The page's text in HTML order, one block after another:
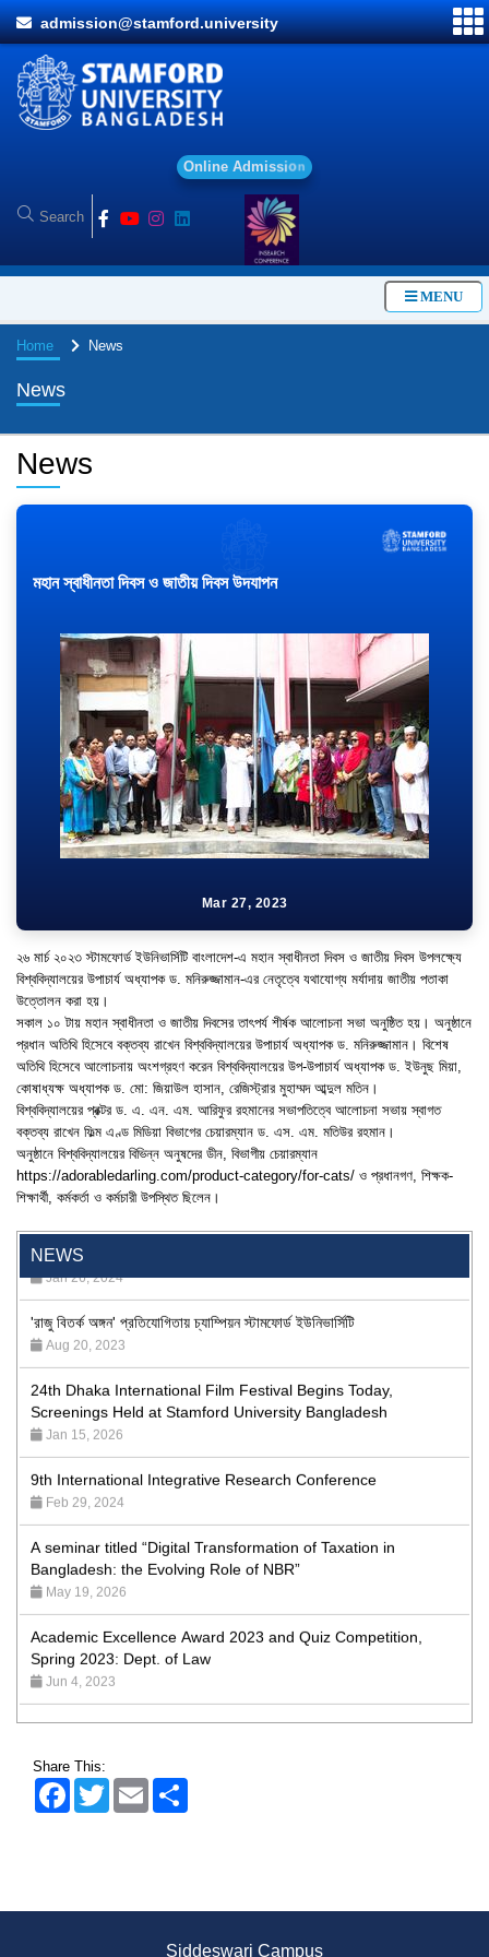
admission@stamford.university
Onl ine Ad mission
MENU
Home News
News
NEWS
"Professional Orientation" course of Batch 72 in the BBA
Program
Jan 26, 2024
'রাজু বিতর্ক অঙ্গন' প্রতিযোগিতায় চ্যাম্পিয়ন স্টামফোর্ড ইউনিভার্সিটি
Aug 20, 2023
24th Dhaka International Film Festival Begins Today,
Screenings Held at Stamford University Bangladesh
Jan 15, 2026
9th International Integrative Research Conference
Feb 29, 2024
A seminar titled “Digital Transformation of Taxation in
Bangladesh: the Evolving Role of NBR”
May 19, 2026
Academic Excellence Award 2023 and Quiz Competition,
Spring 2023: Dept. of Law
Jun 4, 2023
Admission Fair Spring 2026 underway at Stamford University
Bangladesh
Admission Fair Summer 2026 underway at Stamford
University Bangladesh
Share This:
FacebookTwitter Email
News
মহান স্বাধীনতা দিবস ও জাতীয় দিবস উদযাপন
Mar 27, 2023
২৬ মার্চ ২০২৩ স্টামফোর্ড ইউনিভার্সিটি বাংলাদেশ-এ মহান স্বাধীনতা দিবস ও জাতীয় দিবস উপলক্ষ্যে
বিশ্ববিদ্যালয়ের উপাচার্য অধ্যাপক ড. মনিরুজ্জামান-এর নেতৃত্বে যথাযোগ্য মর্যাদায় জাতীয় পতাকা
উত্তোলন করা হয়।
সকাল ১০ টায় মহান স্বাধীনতা ও জাতীয় দিবসের তাৎপর্য শীর্ষক আলোচনা সভা অনুষ্ঠিত হয়। অনুষ্ঠানে
প্রধান অতিথি হিসেবে বক্তব্য রাখেন বিশ্ববিদ্যালয়ের উপাচার্য অধ্যাপক ড. মনিরুজ্জামান। বিশেষ
অতিথি হিসেবে আলোচনায় অংশগ্রহণ করেন বিশ্ববিদ্যালয়ের উপ-উপাচার্য অধ্যাপক ড. ইউনুছ মিয়া,
কোষাধ্যক্ষ অধ্যাপক ড. মো: জিয়াউল হাসান, রেজিস্ট্রার মুহাম্মদ আব্দুল মতিন।
বিশ্ববিদ্যালয়ের প্রক্টর ড. এ. এন. এম. আরিফুর রহমানের সভাপতিত্বে আলোচনা সভায় স্বাগত
বক্তব্য রাখেন ফিল্ম এণ্ড মিডিয়া বিভাগের চেয়ারম্যান ড. এস. এম. মতিউর রহমান।
অনুষ্ঠানে বিশ্ববিদ্যালয়ের বিভিন্ন অনুষদের ডীন, বিভাগীয় চেয়ারম্যান
https://adorabledarling.com/product-category/for-cats/ ও প্রধানগণ, শিক্ষক-
শিক্ষার্থী, কর্মকর্তা ও কর্মচারী উপস্থিত ছিলেন।
Siddeswari Campus